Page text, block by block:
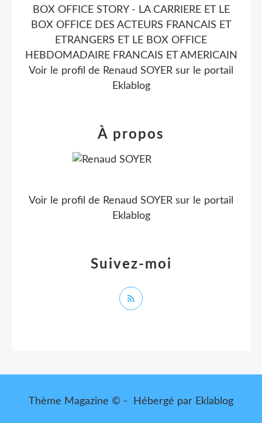
BOX OFFICE STORY - LA CARRIERE ET LE
BOX OFFICE DES ACTEURS FRANCAIS ET
ETRANGERS ET LE BOX OFFICE
HEBDOMADAIRE FRANCAIS ET AMERICAIN
Voir le profil de Renaud SOYER sur le portail
Eklablog
Suivez-moi
À propos
Voir le profil de Renaud SOYER sur le portail
Eklablog
Thème Magazine © - Hébergé par Eklablog